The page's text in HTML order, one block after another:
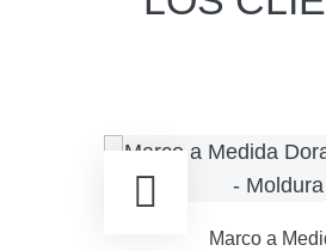
Marco a